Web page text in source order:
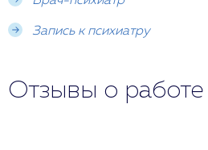
Запись к психиатру
Отзывы о работе